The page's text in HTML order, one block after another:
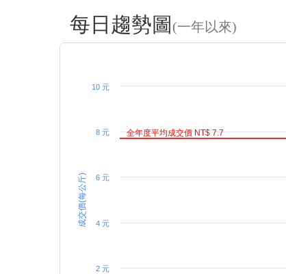
每日趨勢圖 (一年以來)
成交價(每公斤)
2 元
4 元
6 元
8 元
10 元
全年度平均成交價 NT$ 7.7